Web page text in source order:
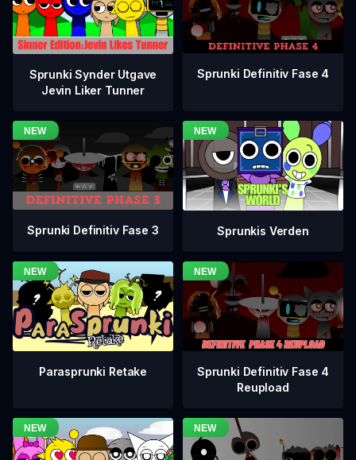
Sprunki Synder Utgave
Jevin Liker Tunner
Sprunki Definitiv Fase 4
Sprunki Definitiv Fase 3 Sprunkis Verden
Parasprunki Retake
Sprunki Definitiv Fase 4
Reupload